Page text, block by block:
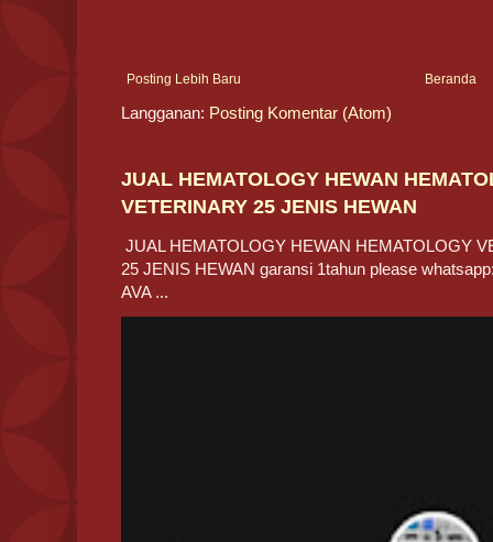
Posting Lebih Baru Beranda
Langganan: Posting Komentar (Atom)
JUAL HEMATOLOGY HEWAN
VETERINARY 25 JENIS HEWAN
JUAL HEMATOLOGY HEWAN HEMATOLOGY
25 JENIS HEWAN garansi 1tahun please
AVA ...